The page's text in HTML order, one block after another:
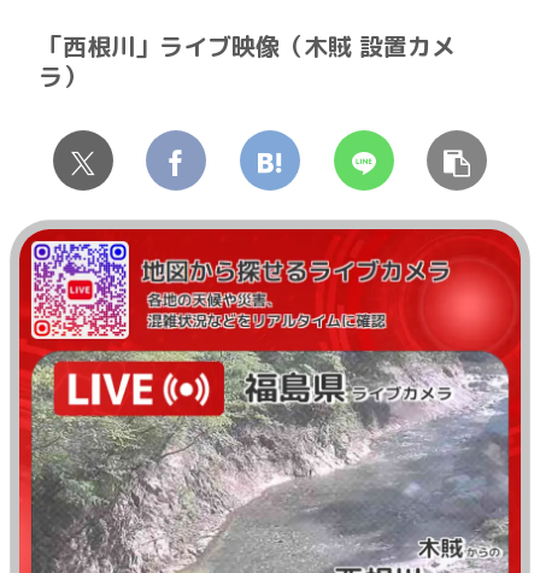
「西根川」ライブ映像（木賊 設置カメ
ラ）